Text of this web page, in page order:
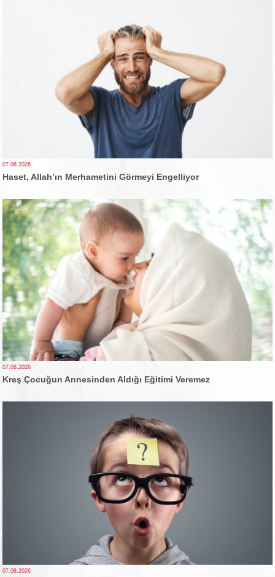
07.08.2026
Haset, Allah’ın Merhametini Görmeyi Engelliyor
07.08.2026
Kreş Çocuğun Annesinden Aldığı Eğitimi Veremez
07.08.2026